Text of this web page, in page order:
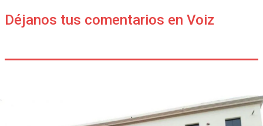
Déjanos tus comentarios en Voiz